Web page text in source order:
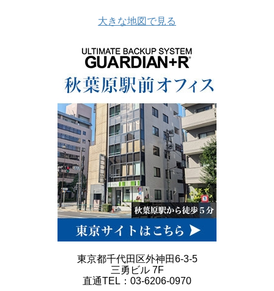
大きな地図で見る
東京都千代田区外神田6-3-5
三勇ビル 7F
直通TEL：03-6206-0970